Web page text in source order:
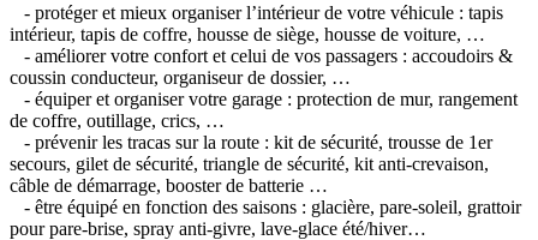
- protéger et mieux organiser l’intérieur de votre véhicule : tapis
intérieur, tapis de coffre, housse de siège, housse de voiture, …
- améliorer votre confort et celui de vos passagers : accoudoirs &
coussin conducteur, organiseur de dossier, …
- équiper et organiser votre garage : protection de mur, rangement
de coffre, outillage, crics, …
- prévenir les tracas sur la route : kit de sécurité, trousse de 1er
secours, gilet de sécurité, triangle de sécurité, kit anti-crevaison,
câble de démarrage, booster de batterie …
- être équipé en fonction des saisons : glacière, pare-soleil, grattoir
pour pare-brise, spray anti-givre, lave-glace été/hiver…